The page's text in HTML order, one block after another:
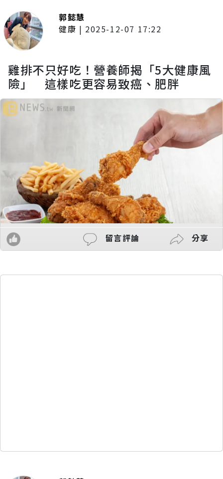
郭懿慧
健康 | 2025-12-07 17:22
雞排不只好吃！營養師揭「5大健康風
險」 這樣吃更容易致癌、肥胖
留言評論 分享